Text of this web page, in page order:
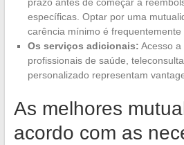
específicas. Optar por uma
carência mínimo é frequentemente
Os serviços adicionais: Acesso
profissionais de saúde,
personalizado representam
As melhores
acordo com as